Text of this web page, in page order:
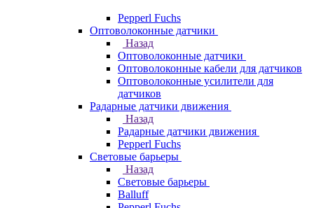
Pepperl Fuchs
Оптоволоконные датчики
Назад
Оптоволоконные датчики
Оптоволоконные кабели для датчиков
Оптоволоконные усилители для
датчиков
Радарные датчики движения
Назад
Радарные датчики движения
Pepperl Fuchs
Световые барьеры
Назад
Световые барьеры
Balluff